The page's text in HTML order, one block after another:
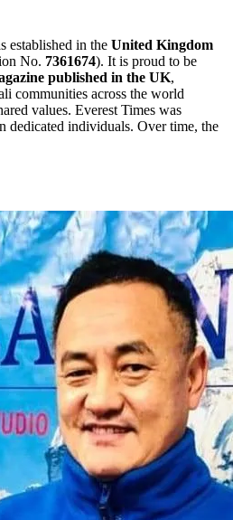
established in the United Kingdom
No. 7361674). It is proud to be
published in the UK,
communities across the world
values. Everest Times was
dedicated individuals. Over time, the